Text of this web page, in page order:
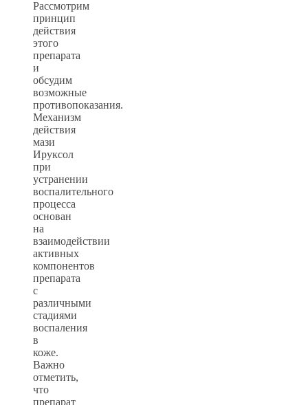
Рассмотрим
принцип
действия
этого
препарата
и
обсудим
возможные
противопоказания.
Механизм
действия
мази
Ируксол
при
устранении
воспалительного
процесса
основан
на
взаимодействии
активных
компонентов
препарата
с
различными
стадиями
воспаления
в
коже.
Важно
отметить,
что
препарат